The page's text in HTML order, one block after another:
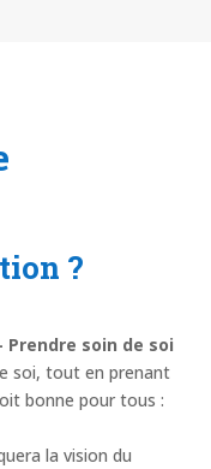
?
soin de soi
soi, tout en prenant
bonne pour tous :
la vision du